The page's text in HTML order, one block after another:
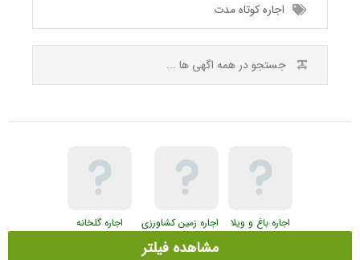
اجاره کوتاه مدت
اجاره باغ و ویلا اجاره زمین کشاورزی اجاره گلخانه
مشاهده فیلتر